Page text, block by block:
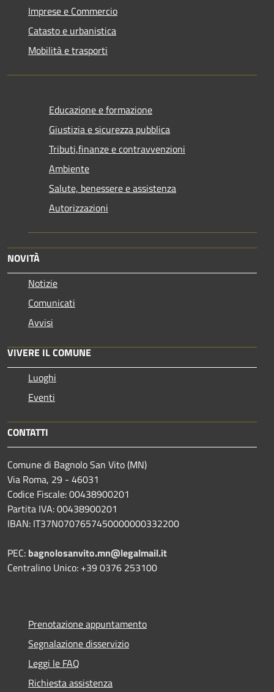
Imprese e Commercio
Catasto e urbanistica
Mobilità e trasporti
Educazione e formazione
Giustizia e sicurezza pubblica
Tributi,finanze e contravvenzioni
Ambiente
Salute, benessere e assistenza
Autorizzazioni
NOVITÀ
Notizie
Comunicati
Avvisi
VIVERE IL COMUNE
Luoghi
Eventi
CONTATTI
Comune di Bagnolo San Vito (MN)
Via Roma, 29 - 46031
Codice Fiscale: 00438900201
Partita IVA: 00438900201
IBAN: IT37N0707657450000000332200
PEC: bagnolosanvito.mn@legalmail.it
Centralino Unico: +39 0376 253100
Prenotazione appuntamento
Segnalazione disservizio
Leggi le FAQ
Richiesta assistenza